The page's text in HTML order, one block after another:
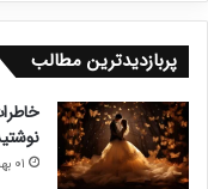
پربازدیدترین مطالب
۰۱ بهمن ۱۴۰۲